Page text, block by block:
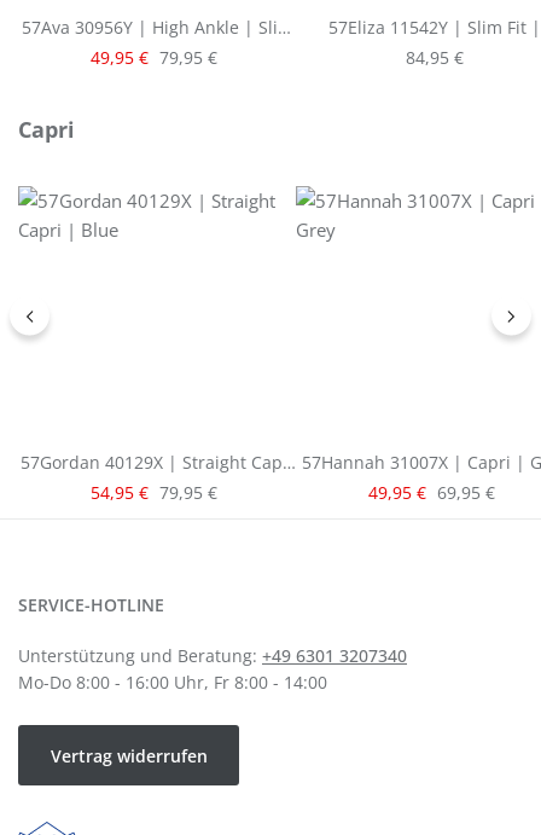
57Ava 30956Y | High Ankle | Slim
Fit | Raw Denim
Verkaufspreis:
49,95 € Regulärer Preis:
79,95 €
57Eliza 11542Y | Slim Fit |
Cropped | Blue
Regulärer Preis:
84,95 €
Produktgalerie überspringen
Capri
57Gordan 40129X | Straight Capri
| Blue
Verkaufspreis:
54,95 € Regulärer Preis:
79,95 €
57Hannah 31007X | Capri |
Verkaufspreis:
49,95 € Regulärer
69,95 €
SERVICE-HOTLINE
Unterstützung und Beratung: +49 6301 3207340
Mo-Do 8:00 - 16:00 Uhr, Fr 8:00 - 14:00
Vertrag widerrufen